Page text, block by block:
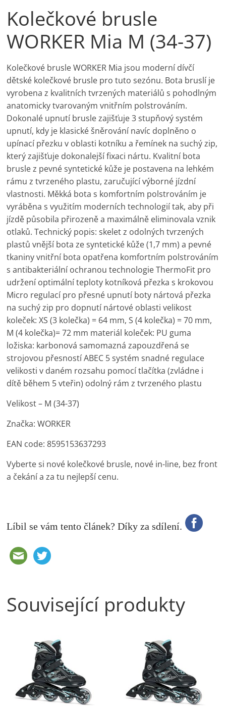
Kolečkové brusle
WORKER Mia M (34-37)
Kolečkové brusle WORKER Mia jsou moderní dívčí
dětské kolečkové brusle pro tuto sezónu. Bota bruslí je
vyrobena z kvalitních tvrzených materiálů s pohodlným
anatomicky tvarovaným vnitřním polstrováním.
Dokonalé upnutí brusle zajišťuje 3 stupňový systém
upnutí, kdy je klasické šněrování navíc doplněno o
upínací přezku v oblasti kotníku a řemínek na suchý zip,
který zajišťuje dokonalejší fixaci nártu. Kvalitní bota
brusle z pevné syntetické kůže je postavena na lehkém
rámu z tvrzeného plastu, zaručující výborné jízdní
vlastnosti. Měkká bota s komfortním polstrováním je
vyráběna s využitím moderních technologií tak, aby při
jízdě působila přirozeně a maximálně eliminovala vznik
otlaků. Technický popis: skelet z odolných tvrzených
plastů vnější bota ze syntetické kůže (1,7 mm) a pevné
tkaniny vnitřní bota opatřena komfortním polstrováním
s antibakteriální ochranou technologie ThermoFit pro
udržení optimální teploty kotníková přezka s krokovou
Micro regulací pro přesné upnutí boty nártová přezka
na suchý zip pro dopnutí nártové oblasti velikost
koleček: XS (3 kolečka) = 64 mm, S (4 kolečka) = 70 mm,
M (4 kolečka)= 72 mm materiál koleček: PU guma
ložiska: karbonová samomazná zapouzdřená se
strojovou přesností ABEC 5 systém snadné regulace
velikosti v daném rozsahu pomocí tlačítka (zvládne i
dítě během 5 vteřin) odolný rám z tvrzeného plastu
Velikost – M (34-37)
Značka: WORKER
EAN code: 8595153637293
Vyberte si nové kolečkové brusle, nové in-line, bez front
a čekání a za tu nejlepší cenu.
Líbil se vám tento článek? Díky za sdílení.
Související produkty